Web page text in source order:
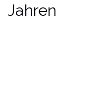
Jahren